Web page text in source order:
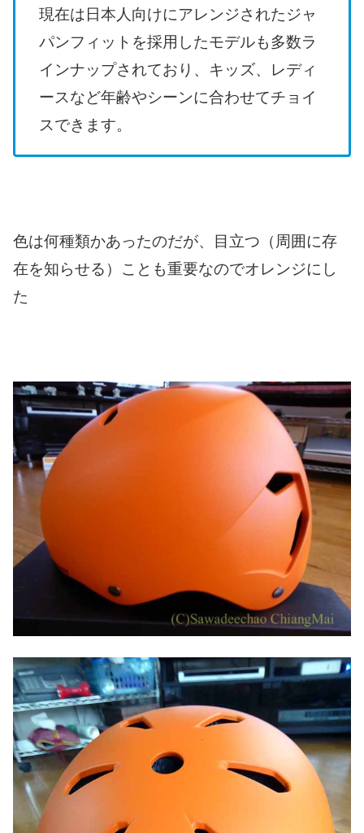
現在は日本人向けにアレンジされたジャ
パンフィットを採用したモデルも多数ラ
インナップされており、キッズ、レディ
ースなど年齢やシーンに合わせてチョイ
スできます。
色は何種類かあったのだが、目立つ（周囲に存
在を知らせる）ことも重要なのでオレンジにし
た